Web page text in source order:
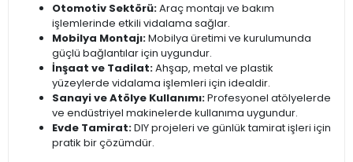
Otomotiv Sektörü:Araç montajı ve bakım
işlemlerinde etkili vidalama sağlar.
Mobilya Montajı:Mobilya üretimi ve kurulumunda
güçlü bağlantılar için uygundur.
İnşaat ve Tadilat:Ahşap, metal ve plastik
yüzeylerde vidalama işlemleri için idealdir.
Sanayi ve Atölye Kullanımı:Profesyonel atölyelerde
ve endüstriyel makinelerde kullanıma uygundur.
Evde Tamirat:DIY projeleri ve günlük tamirat işleri için
pratik bir çözümdür.